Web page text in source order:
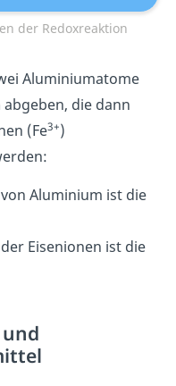
der Redoxreaktion
Aluminiumatome
abgeben, die dann
(Fe3+)
Aluminium ist die
Eisenionen ist die